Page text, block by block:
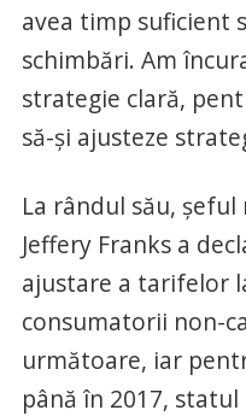
avea timp suficient
schimbări. Am
strategie clară,
să-şi ajusteze
La rândul său,
Jeffery Franks a
ajustare a tarifelor
consumatorii non-
următoare, iar
până în 2017,